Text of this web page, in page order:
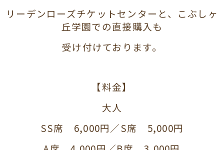
リーデンローズチケットセンターと、こぶしヶ
丘学園での直接購入も
受け付けております。
【料金】
大人
SS席 6,000円／S席 5,000円